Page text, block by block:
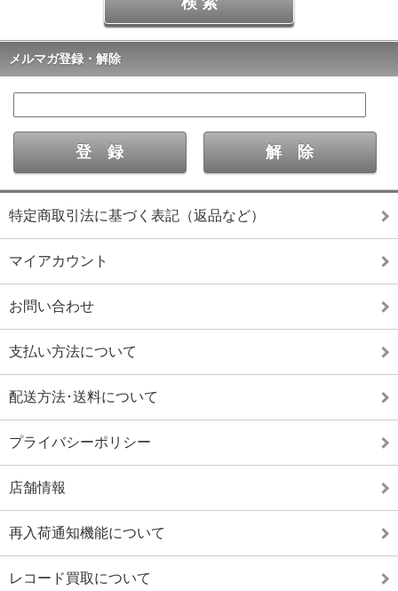
メルマガ登録・解除
特定商取引法に基づく表記（返品など）
マイアカウント
お問い合わせ
支払い方法について
配送方法･送料について
プライバシーポリシー
店舗情報
再入荷通知機能について
レコード買取について